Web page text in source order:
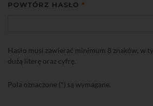
POWTÓRZ HASŁO *
Hasło musi zawierać minimum 8 znaków, w
dużą literę oraz cyfrę.
Pola oznaczone (*) są wymagane.